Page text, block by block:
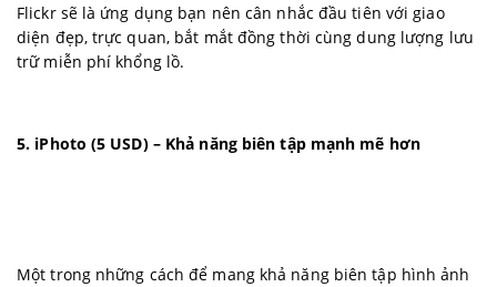
Flickr sẽ là ứng dụng bạn nên cân nhắc đầu tiên với giao
diện đẹp, trực quan, bắt mắt đồng thời cùng dung lượng lưu
trữ miễn phí khổng lồ.
5. iPhoto (5 USD) – Khả năng biên tập mạnh mẽ hơn
Một trong những cách để mang khả năng biên tập hình ảnh